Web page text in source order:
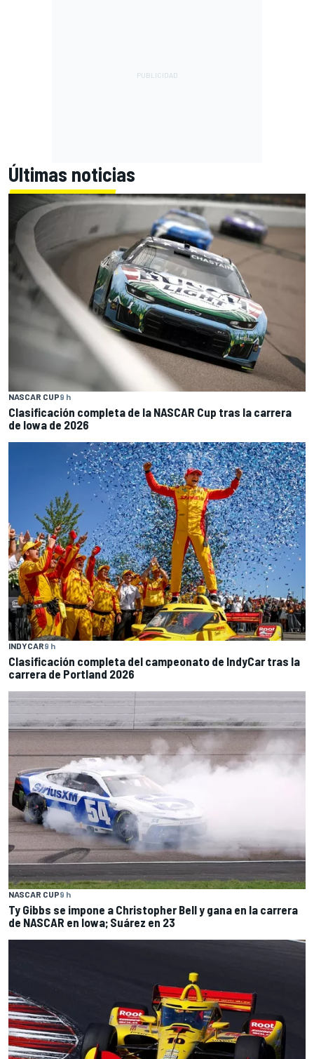
Últimas noticias
NASCAR CUP9 h
Clasificación completa de la NASCAR Cup tras la carrera
de Iowa de 2026
INDYCAR9 h
Clasificación completa del campeonato de IndyCar tras la
carrera de Portland 2026
NASCAR CUP9 h
Ty Gibbs se impone a Christopher Bell y gana en la carrera
de NASCAR en Iowa; Suárez en 23